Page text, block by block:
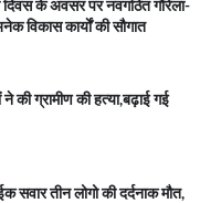
दिवस के अवसर पर नवगठित गौरेला-
विकास कार्याें की सौगात
की ग्रामीण की हत्या,बढ़ाई गई
सवार तीन लोगो की दर्दनाक मौत,